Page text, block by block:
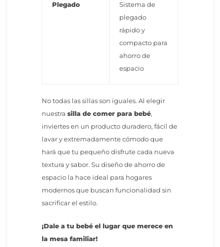
Plegado
Sistema de
plegado
rápido y
compacto para
ahorro de
espacio
No todas las sillas son iguales. Al elegir
nuestra silla de comer para bebé,
inviertes en un producto duradero, fácil de
lavar y extremadamente cómodo que
hará que tu pequeño disfrute cada nueva
textura y sabor. Su diseño de ahorro de
espacio la hace ideal para hogares
modernos que buscan funcionalidad sin
sacrificar el estilo.
¡Dale a tu bebé el lugar que merece en
la mesa familiar!